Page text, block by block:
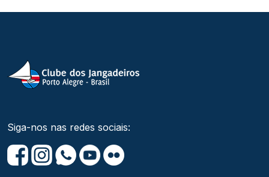
Siga-nos nas redes sociais: